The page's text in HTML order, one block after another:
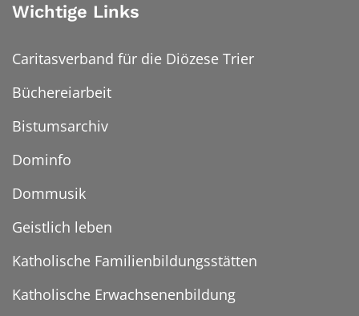
Wichtige Links
Caritasverband für die Diözese Trier
Büchereiarbeit
Bistumsarchiv
Dominfo
Dommusik
Geistlich leben
Katholische Familienbildungsstätten
Katholische Erwachsenenbildung